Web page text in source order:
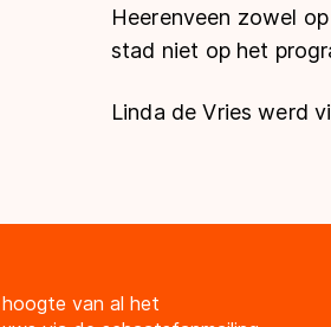
Heerenveen zowel
stad niet op het
Linda de Vries werd
van al het